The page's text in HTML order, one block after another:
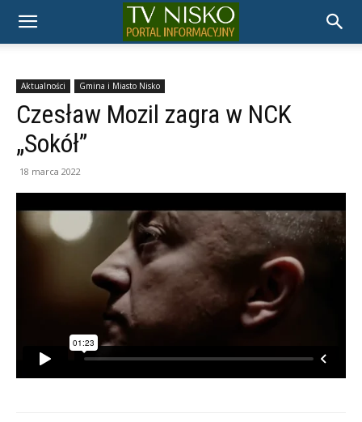
TELEWIZJA
NISKO
Aktualności Gmina i Miasto Nisko
Czesław Mozil zagra w NCK
„Sokół”
18 marca 2022